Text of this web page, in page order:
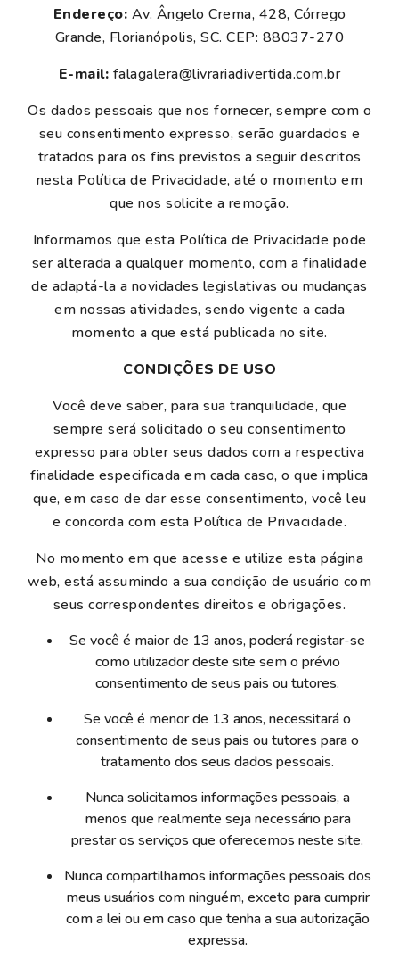
Endereço: Av. Ângelo Crema, 428, Córrego
Grande, Florianópolis, SC. CEP: 88037-270
E-mail: falagalera@livrariadivertida.com.br
Os dados pessoais que nos fornecer, sempre com o
seu consentimento expresso, serão guardados e
tratados para os fins previstos a seguir descritos
nesta Política de Privacidade, até o momento em
que nos solicite a remoção.
Informamos que esta Política de Privacidade pode
ser alterada a qualquer momento, com a finalidade
de adaptá-la a novidades legislativas ou mudanças
em nossas atividades, sendo vigente a cada
momento a que está publicada no site.
CONDIÇÕES DE USO
Você deve saber, para sua tranquilidade, que
sempre será solicitado o seu consentimento
expresso para obter seus dados com a respectiva
finalidade especificada em cada caso, o que implica
que, em caso de dar esse consentimento, você leu
e concorda com esta Política de Privacidade.
No momento em que acesse e utilize esta página
web, está assumindo a sua condição de usuário com
seus correspondentes direitos e obrigações.
Se você é maior de 13 anos, poderá registar-se
como utilizador deste site sem o prévio
consentimento de seus pais ou tutores.
Se você é menor de 13 anos, necessitará o
consentimento de seus pais ou tutores para o
tratamento dos seus dados pessoais.
Nunca solicitamos informações pessoais, a
menos que realmente seja necessário para
prestar os serviços que oferecemos neste site.
Nunca compartilhamos informações pessoais dos
meus usuários com ninguém, exceto para cumprir
com a lei ou em caso que tenha a sua autorização
expressa.